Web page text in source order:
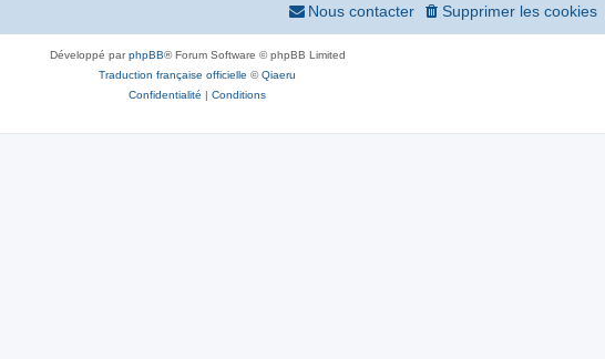
Supprimer les cookies
Nous contacter
Développé parphpBB® Forum Software © phpBB Limited
Traduction française officielle ©Qiaeru
Confidentialité | Conditions